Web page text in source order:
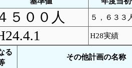
５００人 ５，６３３
H28実績
る
その他計画の名称